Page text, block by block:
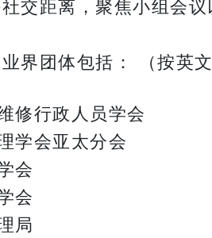
交距离，聚焦小组会议
界团体包括： （按英文
修行政人员学会
学会亚太分会
会
会
局